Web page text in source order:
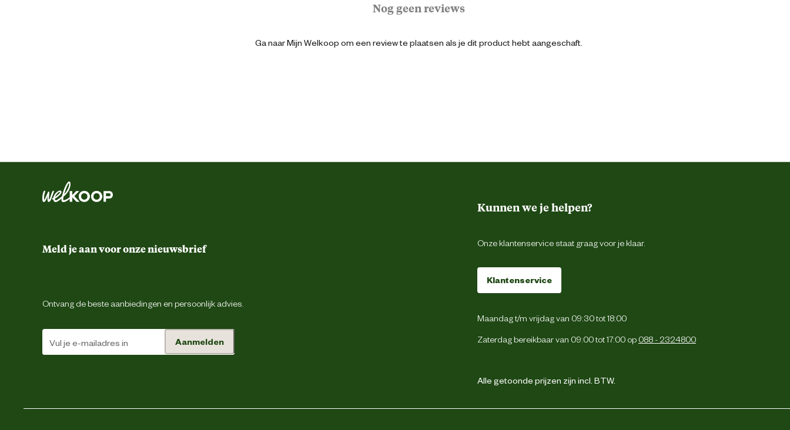
Nog geen reviews
Ga naar Mijn Welkoop om een review te plaatsen als je dit product hebt aangeschaft.
Meld je aan voor onze nieuwsbrief
Ontvang de beste aanbiedingen en persoonlijk advies.
Aanmelden
Kunnen we je helpen?
Onze klantenservice staat graag voor je klaar.
Klantenservice
Maandag t/m vrijdag van 09:30 tot 18:00
Zaterdag bereikbaar van 09:00 tot 17:00 op 088 - 2324800
Alle getoonde prijzen zijn incl. BTW.